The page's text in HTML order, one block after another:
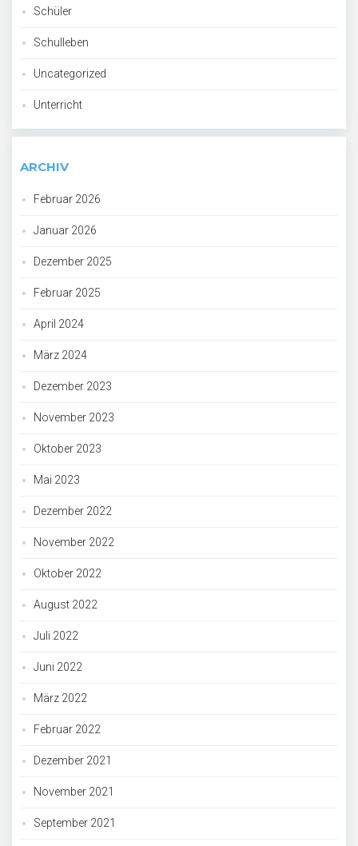
Schüler
Schulleben
Uncategorized
Unterricht
ARCHIV
Februar 2026
Januar 2026
Dezember 2025
Februar 2025
April 2024
März 2024
Dezember 2023
November 2023
Oktober 2023
Mai 2023
Dezember 2022
November 2022
Oktober 2022
August 2022
Juli 2022
Juni 2022
März 2022
Februar 2022
Dezember 2021
November 2021
September 2021